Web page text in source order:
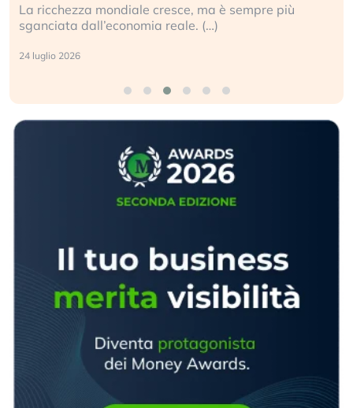
La ricchezza mondiale cresce, ma è sempre più
sganciata dall’economia reale. (…)
24 luglio 2026